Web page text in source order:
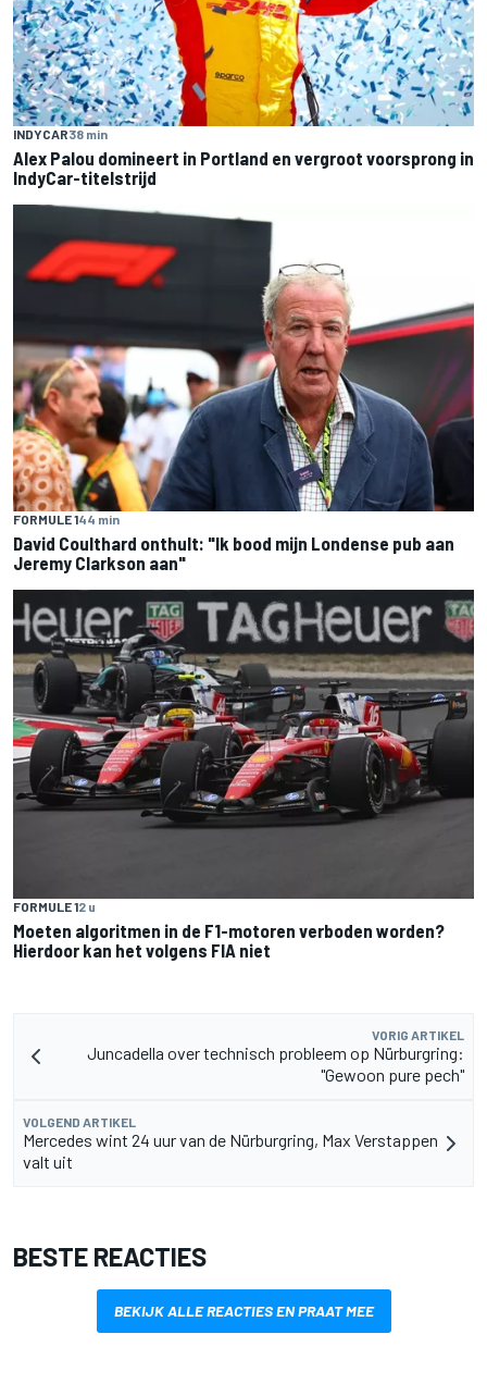
INDYCAR38 min
Alex Palou domineert in Portland en vergroot voorsprong in
IndyCar-titelstrijd
FORMULE 144 min
David Coulthard onthult: "Ik bood mijn Londense pub aan
Jeremy Clarkson aan"
FORMULE 12 u
Moeten algoritmen in de F1-motoren verboden worden?
Hierdoor kan het volgens FIA niet
VORIG ARTIKEL
Juncadella over technisch probleem op Nürburgring:
"Gewoon pure pech"
VOLGEND ARTIKEL
Mercedes wint 24 uur van de Nürburgring, Max Verstappen
valt uit
BESTE REACTIES
BEKIJK ALLE REACTIES EN PRAAT MEE